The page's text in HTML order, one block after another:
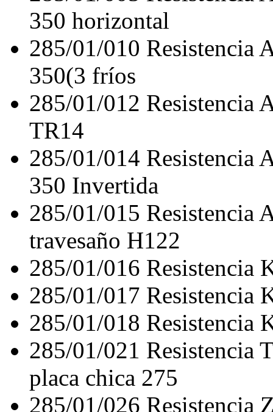
350 horizontal
285/01/010 Resistencia
350(3 fríos
285/01/012 Resistencia
TR14
285/01/014 Resistencia
350 Invertida
285/01/015 Resistencia
travesaño H122
285/01/016 Resistencia
285/01/017 Resistencia
285/01/018 Resistencia
285/01/021
placa chica 275
285/01/026 Resistencia